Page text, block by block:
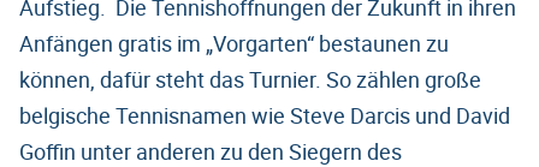
Aufstieg. Die Tennishoffnungen der Zukunft in ihren
Anfängen gratis im „Vorgarten“ bestaunen zu
können, dafür steht das Turnier. So zählen große
belgische Tennisnamen wie Steve Darcis und David
Goffin unter anderen zu den Siegern des